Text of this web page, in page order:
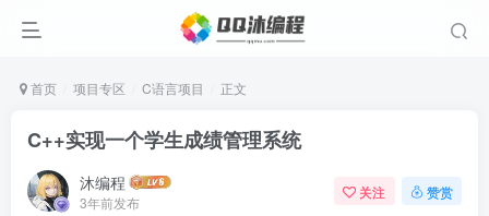
首页 项目专区 C语言项目 正文
C++实现一个学生成绩管理系统
沐编程
3年前发布
关注 赞赏